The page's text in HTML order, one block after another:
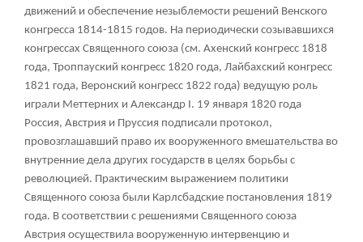
движений и обеспечение незыблемости решений Венского
конгресса 1814-1815 годов. На периодически созывавшихся
конгрессах Священного союза (см. Ахенский конгресс 1818
года, Троппауский конгресс 1820 года, Лайбахский конгресс
1821 года, Веронский конгресс 1822 года) ведущую роль
играли Меттерних и Александр I. 19 января 1820 года
Россия, Австрия и Пруссия подписали протокол,
провозглашавший право их вооруженного вмешательства во
внутренние дела других государств в целях борьбы с
революцией. Практическим выражением политики
Священного союза были Карлсбадские постановления 1819
года. В соответствии с решениями Священного союза
Австрия осуществила вооруженную интервенцию и